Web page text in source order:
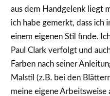
aus dem Handgelenk liegt
ich habe gemerkt, dass ich
einem eigenen Stil finde.
Paul Clark verfolgt und
Farben nach seiner
Malstil (z.B. bei den
meine eigene Arbeitsweise